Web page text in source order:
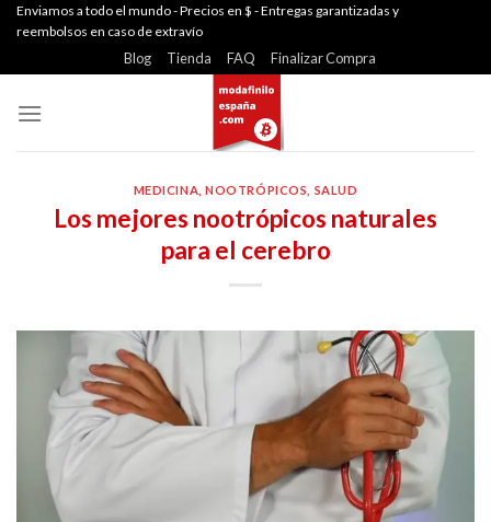
SkipEnviamos a todo el mundo - Precios en $ - Entregas garantizadas y
reembolsos en caso de extravío
Blog Tienda FAQ Finalizar Compra
MEDICINA ,NOOTRÓPICOS SALUD
Los mejores nootrópicos naturales
para el cerebro